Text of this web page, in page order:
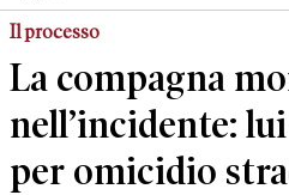
Il processo
La compagna
nell’incidente:
per omicidio